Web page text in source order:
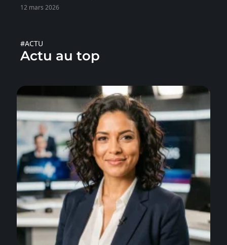
12 mars 2026
#ACTU
Actu au top